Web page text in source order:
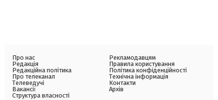
Про нас
Редакція
Редакційна політика
Про телеканал
Телеведучі
Вакансії
Структура власності
Рекламодавцям
Правила користування
Політика конфіденційності
Технічна інформація
Контакти
Архів